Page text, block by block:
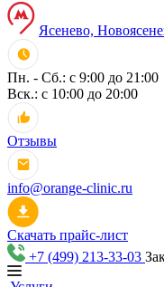
Ясенево,
Пн. - Сб.: с 9:00 до 21:00
Вск.: с 10:00 до 20:00
Отзывы
info@orange-clinic.ru
Скачать прайс-лист
+7 (499) 213-33-03